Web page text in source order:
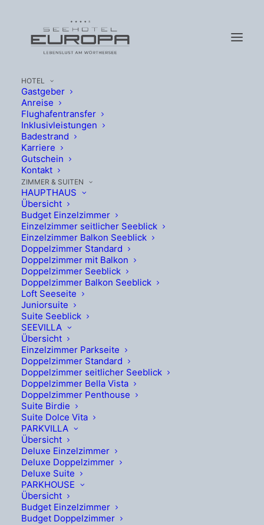
HOTEL
Gastgeber
Anreise
Flughafentransfer
Inklusivleistungen
Badestrand
Karriere
Gutschein
Kontakt
ZIMMER & SUITEN
HAUPTHAUS
Übersicht
Budget Einzelzimmer
Einzelzimmer seitlicher Seeblick
Einzelzimmer Balkon Seeblick
Doppelzimmer Standard
Doppelzimmer mit Balkon
Doppelzimmer Seeblick
Doppelzimmer Balkon Seeblick
Loft Seeseite
Juniorsuite
Suite Seeblick
SEEVILLA
Übersicht
Einzelzimmer Parkseite
Doppelzimmer Standard
Doppelzimmer seitlicher Seeblick
Doppelzimmer Bella Vista
Doppelzimmer Penthouse
Suite Birdie
Suite Dolce Vita
PARKVILLA
Übersicht
Deluxe Einzelzimmer
Deluxe Doppelzimmer
Deluxe Suite
PARKHOUSE
Übersicht
Budget Einzelzimmer
Budget Doppelzimmer
Internationales
Sportwagenfestival
2026
Datum 15.-21.6.2026
Vom 15. bis 21. Juni zieht das Internationale
Sportwagenfestival Velden internationale
Fahrer und Fans an den Wörthersee – mit
Fahrzeugschauen, Ausfahrten und jeder
Menge italienischem Flair.